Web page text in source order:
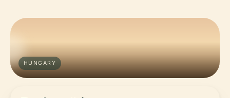
HUNGARY